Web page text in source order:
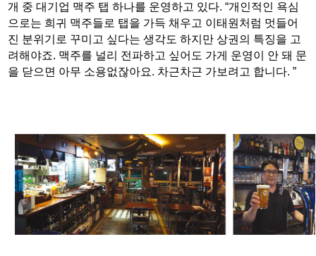
개 중 대기업 맥주 탭 하나를 운영하고 있다. “개인적인 욕심
으로는 희귀 맥주들로 탭을 가득 채우고 이태원처럼 멋들어
진 분위기로 꾸미고 싶다는 생각도 하지만 상권의 특징을 고
려해야죠. 맥주를 널리 전파하고 싶어도 가게 운영이 안 돼 문
을 닫으면 아무 소용없잖아요. 차근차근 가보려고 합니다. ”